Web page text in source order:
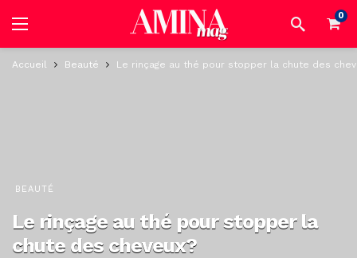
0
Accueil Beauté Le rinçage au thé pour stopper la chute des
BEAUTÉ
Le rinçage au thé pour stopper la
chute des cheveux?